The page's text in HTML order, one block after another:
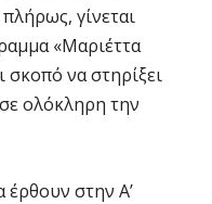
γίνεται
«Μαριέττα
να στηρίξει
ολόκληρη την
έρθουν στην Α’